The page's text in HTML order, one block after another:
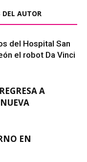
DEL AUTOR
del Hospital San
el robot Da Vinci
A
EN